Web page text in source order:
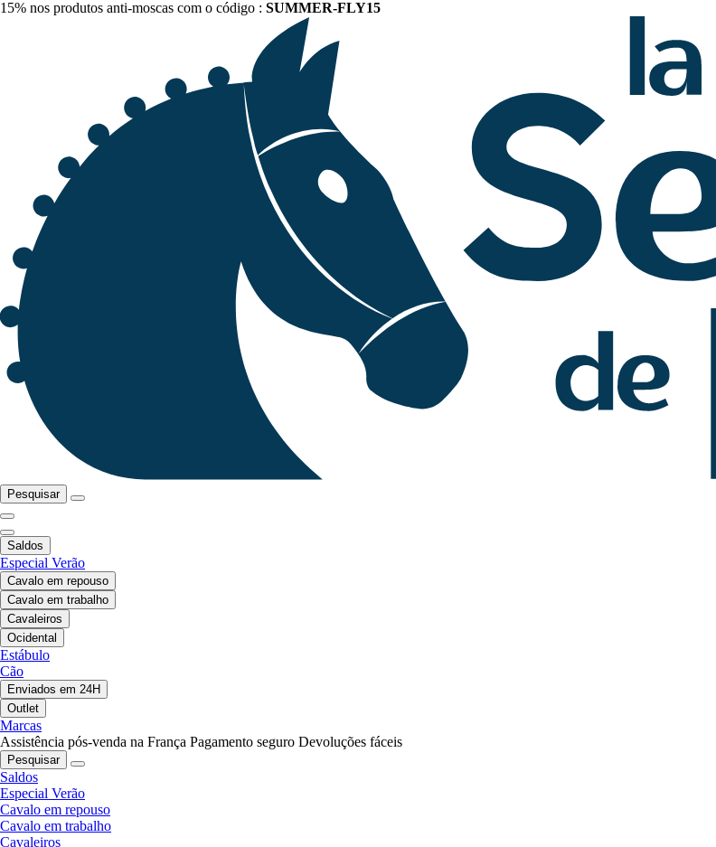
15% nos produtos anti-moscas com o código : SUMMER-FLY15
Pesquisar
Saldos
Especial Verão
Cavalo em repouso
Cavalo em trabalho
Cavaleiros
Ocidental
Estábulo
Cão
Enviados em 24H
Outlet
Marcas
Assistência pós-venda na França Pagamento seguro Devoluções fáceis
Pesquisar
Saldos
Especial Verão
Cavalo em repouso
Cavalo em trabalho
Cavaleiros